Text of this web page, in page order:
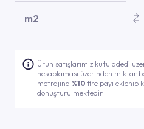
m2
Ürün satışlarımız kutu adedi
hesaplaması üzerinden miktar
metrajına %10fire payı eklenip
dönüştürülmektedir.